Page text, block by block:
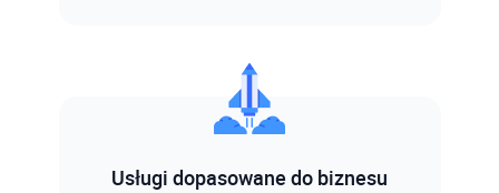
Usługi dopasowane do biznesu